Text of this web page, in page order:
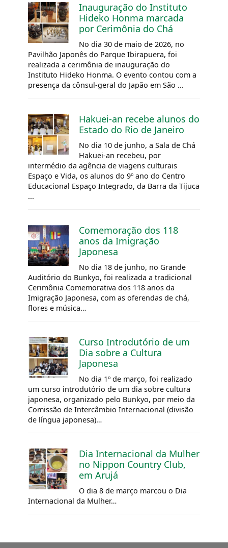
Inauguração do Instituto
Hideko Honma marcada
por Cerimônia do Chá
No dia 30 de maio de 2026, no
Pavilhão Japonês do Parque Ibirapuera, foi
realizada a cerimônia de inauguração do
Instituto Hideko Honma. O evento contou com a
presença da cônsul-geral do Japão em São ...
Hakuei-an recebe alunos do
Estado do Rio de Janeiro
No dia 10 de junho, a Sala de Chá
Hakuei-an recebeu, por
intermédio da agência de viagens culturais
Espaço e Vida, os alunos do 9º ano do Centro
Educacional Espaço Integrado, da Barra da Tijuca
...
Comemoração dos 118
anos da Imigração
Japonesa
No dia 18 de junho, no Grande
Auditório do Bunkyo, foi realizada a tradicional
Cerimônia Comemorativa dos 118 anos da
Imigração Japonesa, com as oferendas de chá,
flores e música…
Curso Introdutório de um
Dia sobre a Cultura
Japonesa
No dia 1º de março, foi realizado
um curso introdutório de um dia sobre cultura
japonesa, organizado pelo Bunkyo, por meio da
Comissão de Intercâmbio Internacional (divisão
de língua japonesa)…
Dia Internacional da Mulher
no Nippon Country Club,
em Arujá
O dia 8 de março marcou o Dia
Internacional da Mulher…